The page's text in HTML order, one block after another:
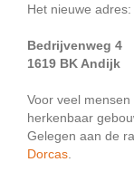
Het nieuwe adres:
Bedrijvenweg 4
1619 BK Andijk
Voor veel
herkenbaar
Gelegen aan de
Dorcas